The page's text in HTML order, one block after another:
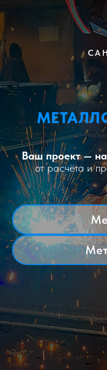
Ваш проект —
от расчёта и